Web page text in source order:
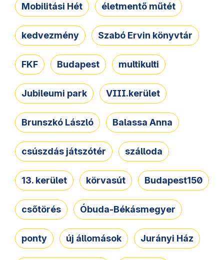
Mobilitási Hét életmentő műtét
kedvezmény Szabó Ervin könyvtár
FKF Budapest multikulti
Jubileumi park VIII.kerület
Brunszkó László Balassa Anna
csúszdás játszótér szálloda
13. kerület körvasút Budapest150
csőtörés Óbuda-Békásmegyer
ponty új állomások Jurányi Ház